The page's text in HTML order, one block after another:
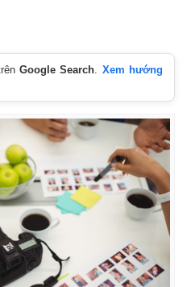
Google Search. Xem hướng